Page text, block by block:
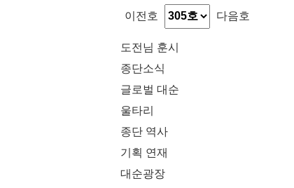
이전호 다음호
도전님 훈시
종단소식
글로벌 대순
울타리
종단 역사
기획 연재
대순광장